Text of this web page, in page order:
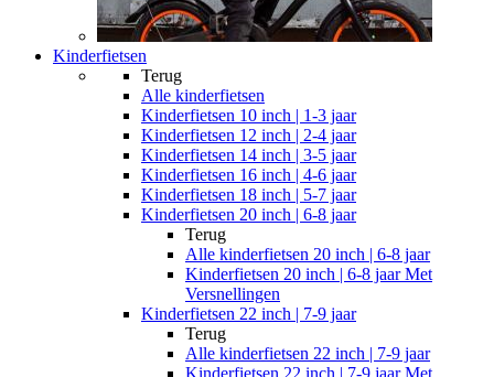
Kinderfietsen
Terug
Alle kinderfietsen
Kinderfietsen 10 inch | 1-3 jaar
Kinderfietsen 12 inch | 2-4 jaar
Kinderfietsen 14 inch | 3-5 jaar
Kinderfietsen 16 inch | 4-6 jaar
Kinderfietsen 18 inch | 5-7 jaar
Kinderfietsen 20 inch | 6-8 jaar
Terug
Alle kinderfietsen 20 inch | 6-8 jaar
Kinderfietsen 20 inch | 6-8 jaar Met
Versnellingen
Kinderfietsen 22 inch | 7-9 jaar
Terug
Alle kinderfietsen 22 inch | 7-9 jaar
Kinderfietsen 22 inch | 7-9 jaar Met